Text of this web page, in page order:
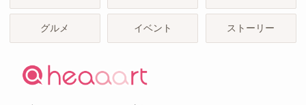
グルメ イベント ストーリー